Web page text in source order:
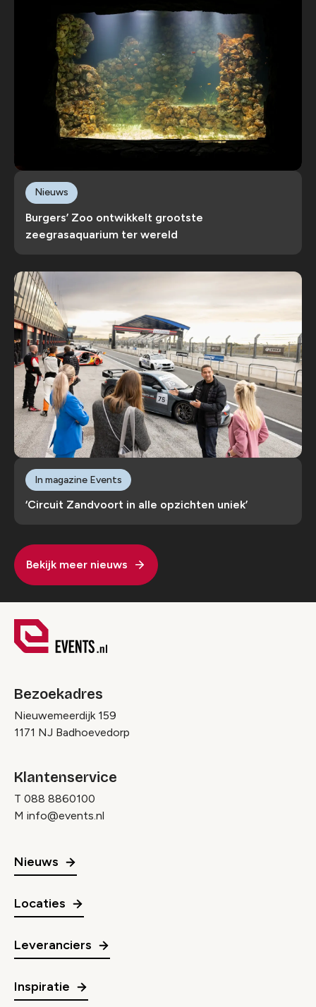
Burgers’ Zoo ontwikkelt grootste
zeegrasaquarium ter wereld
Nieuws
‘Circuit Zandvoort in alle opzichten uniek’
In magazine Events
Bekijk meer nieuws
Bezoekadres
Nieuwemeerdijk 159
1171 NJ Badhoevedorp
Klantenservice
T 088 8860100
M info@events.nl
Nieuws
Locaties
Leveranciers
Inspiratie